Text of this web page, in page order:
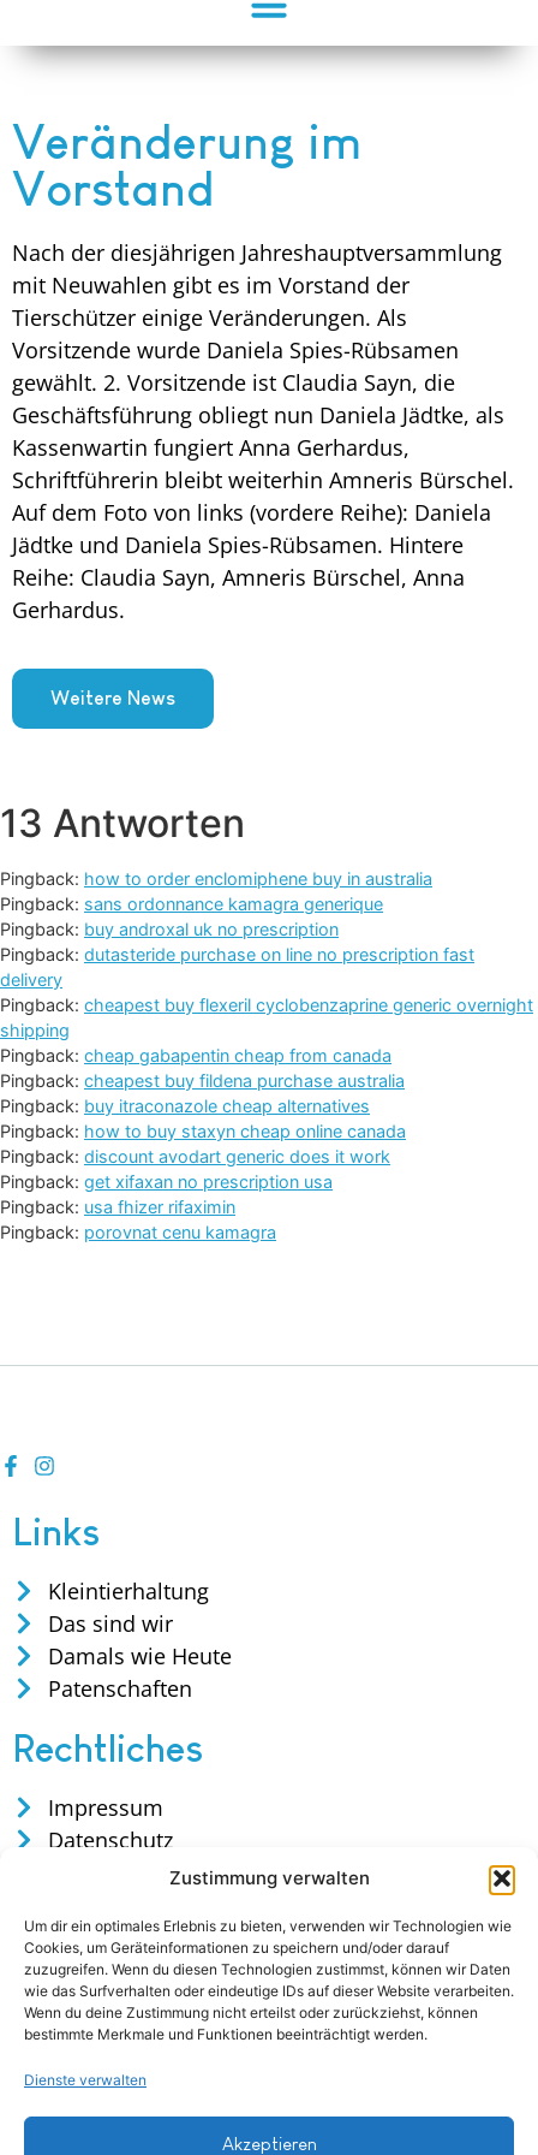
Zustimmung verwalten
Um dir ein optimales Erlebnis zu bieten, verwenden wir Technologien wie
Cookies, um Geräteinformationen zu speichern und/oder darauf
zuzugreifen. Wenn du diesen Technologien zustimmst, können wir Daten
wie das Surfverhalten oder eindeutige IDs auf dieser Website verarbeiten.
Wenn du deine Zustimmung nicht erteilst oder zurückziehst, können
bestimmte Merkmale und Funktionen beeinträchtigt werden.
Dienste verwalten
Akzeptieren
Veränderung im
Vorstand
Nach der diesjährigen Jahreshauptversammlung
mit Neuwahlen gibt es im Vorstand der
Tierschützer einige Veränderungen. Als
Vorsitzende wurde Daniela Spies-Rübsamen
gewählt. 2. Vorsitzende ist Claudia Sayn, die
Geschäftsführung obliegt nun Daniela Jädtke, als
Kassenwartin fungiert Anna Gerhardus,
Schriftführerin bleibt weiterhin Amneris Bürschel.
Auf dem Foto von links (vordere Reihe): Daniela
Jädtke und Daniela Spies-Rübsamen. Hintere
Reihe: Claudia Sayn, Amneris Bürschel, Anna
Gerhardus.
Weitere News
13 Antworten
Pingback: how to order enclomiphene buy in australia
Pingback: sans ordonnance kamagra generique
Pingback: buy androxal uk no prescription
Pingback: dutasteride purchase on line no prescription fast
delivery
Pingback: cheapest buy flexeril cyclobenzaprine generic overnight
shipping
Pingback: cheap gabapentin cheap from canada
Pingback: cheapest buy fildena purchase australia
Pingback: buy itraconazole cheap alternatives
Pingback: how to buy staxyn cheap online canada
Pingback: discount avodart generic does it work
Pingback: get xifaxan no prescription usa
Pingback: usa fhizer rifaximin
Pingback: porovnat cenu kamagra
Links
Kleintierhaltung
Das sind wir
Damals wie Heute
Patenschaften
Rechtliches
Impressum
Datenschutz
Tel: 0170 / 35 75 165